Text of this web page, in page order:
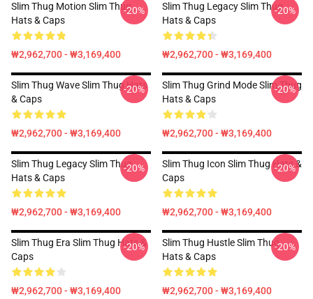
Slim Thug Motion Slim Thug
Hats & Caps
₩2,962,700 - ₩3,169,400
-20%
Slim Thug Legacy Slim Thug
Hats & Caps
₩2,962,700 - ₩3,169,400
-20%
Slim Thug Wave Slim Thug Hats
& Caps
₩2,962,700 - ₩3,169,400
-20%
Slim Thug Grind Mode Slim Thug
Hats & Caps
₩2,962,700 - ₩3,169,400
-20%
Slim Thug Legacy Slim Thug
Hats & Caps
₩2,962,700 - ₩3,169,400
-20%
Slim Thug Icon Slim Thug Hats &
Caps
₩2,962,700 - ₩3,169,400
-20%
Slim Thug Era Slim Thug Hats &
Caps
₩2,962,700 - ₩3,169,400
-20%
Slim Thug Hustle Slim Thug
Hats & Caps
₩2,962,700 - ₩3,169,400
-20%